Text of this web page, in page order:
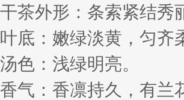
干茶外形：条索紧结秀
叶底：嫩绿淡黄，匀齐
汤色：浅绿明亮。
香气：香凛持久，有兰